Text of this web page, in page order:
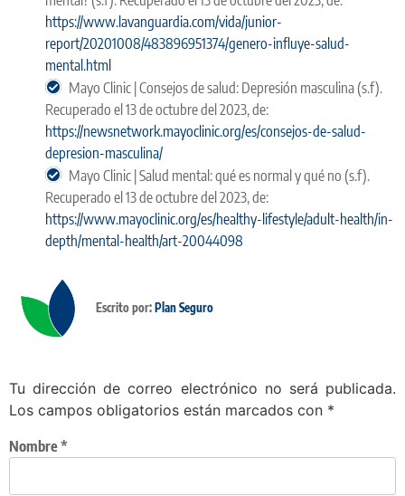
https://www.lavanguardia.com/vida/junior-
report/20201008/483896951374/genero-influye-salud-
mental.html
Mayo Clinic | Consejos de salud: Depresión masculina (s.f).
Recuperado el 13 de octubre del 2023, de:
https://newsnetwork.mayoclinic.org/es/consejos-de-salud-
depresion-masculina/
Mayo Clinic | Salud mental: qué es normal y qué no (s.f).
Recuperado el 13 de octubre del 2023, de:
https://www.mayoclinic.org/es/healthy-lifestyle/adult-health/in-
depth/mental-health/art-20044098
Escrito por: Plan Seguro
Tu dirección de correo electrónico no será publicada.
Los campos obligatorios están marcados con *
Nombre*